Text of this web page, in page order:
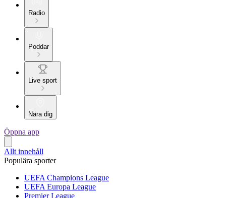
Radio
Poddar
Live sport
Nära dig
Öppna app
Allt innehåll
Populära sporter
UEFA Champions League
UEFA Europa League
Premier League